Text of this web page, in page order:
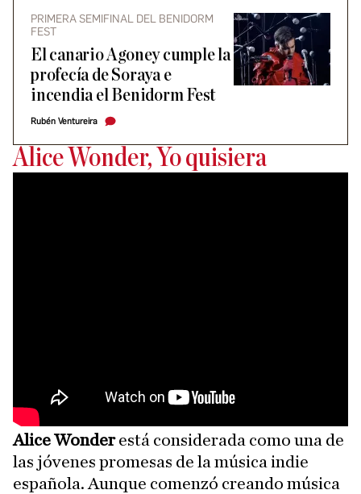
PRIMERA SEMIFINAL DEL BENIDORM
FEST
El canario Agoney cumple la
profecía de Soraya e
incendia el Benidorm Fest
Rubén Ventureira
Alice Wonder, Yo quisiera
Alice Wonderestá considerada como una de
las jóvenes promesas de la música indie
española. Aunque comenzó creando música